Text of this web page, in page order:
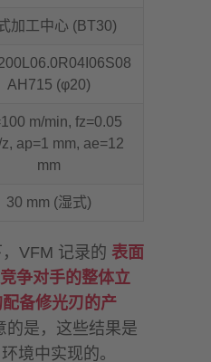
加工中心 (BT30)
AH715 (φ20)
m/min, fz=0.05
ap=1 mm, ae=12
mm
30 mm (湿式)
VFM 记录的 表面
争对手的整体立
备修光刃的产
的是，这些结果是
境中实现的。